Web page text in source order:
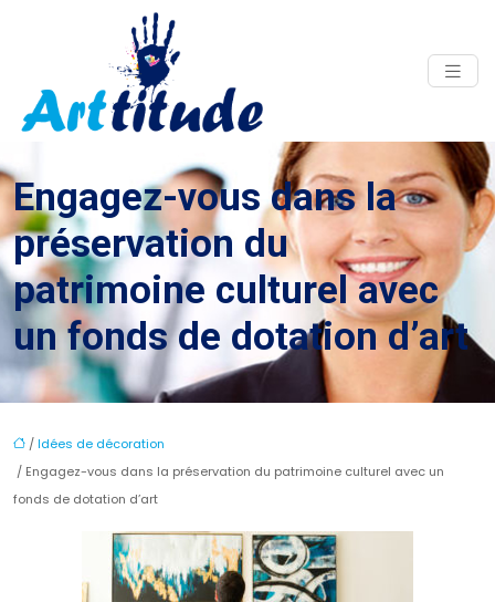
Engagez-vous dans la
préservation du
patrimoine culturel avec
un fonds de dotation d’art
/Idées de décoration
/ Engagez-vous dans la préservation du patrimoine culturel avec un
fonds de dotation d’art